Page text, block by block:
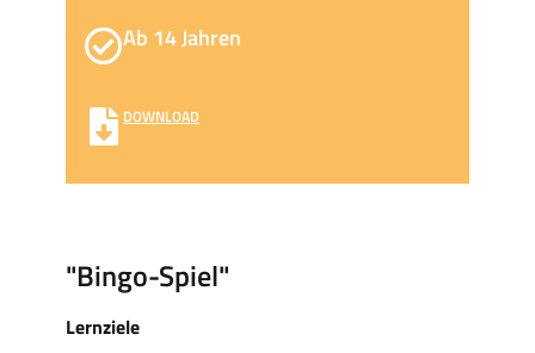
"Bingo-Spiel"
Lernziele
Ab 14 Jahren
DOWNLOAD